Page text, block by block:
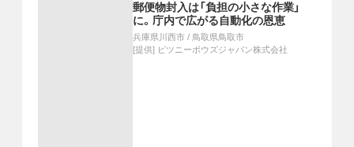
郵便物封入は「負担の小さな作業」
に。庁内で広がる自動化の恩恵
兵庫県川西市 / 鳥取県鳥取市
[提供] ピツニーボウズジャパン株式会社